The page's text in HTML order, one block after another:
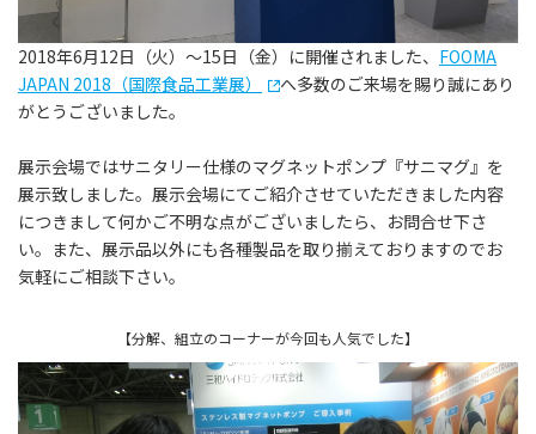
2018年6月12日（火）～15日（金）に開催されました、 FOOMA
JAPAN 2018（国際食品工業展）
へ多数のご来場を賜り誠にあり
がとうございました。
展示会場ではサニタリー仕様のマグネットポンプ『サニマグ』を
展示致しました。展示会場にてご紹介させていただきました内容
につきまして何かご不明な点がございましたら、お問合せ下さ
い。また、展示品以外にも各種製品を取り揃えておりますのでお
気軽にご相談下さい。
【分解、組立のコーナーが今回も人気でした】